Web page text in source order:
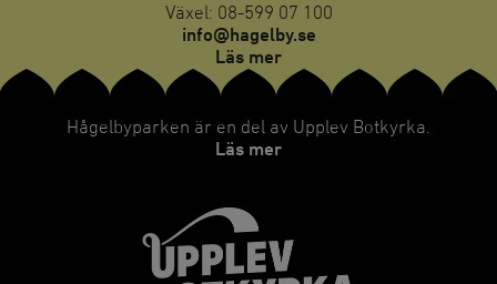
Växel: 08-599 07 100
info@hagelby.se
Läs mer
Hågelbyparken är en del av Upplev Botkyrka.
Läs mer